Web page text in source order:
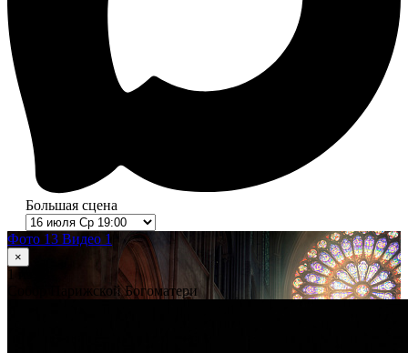
Большая сцена
Фото 13 Видео 1
×
1
Собор Парижской Богоматери